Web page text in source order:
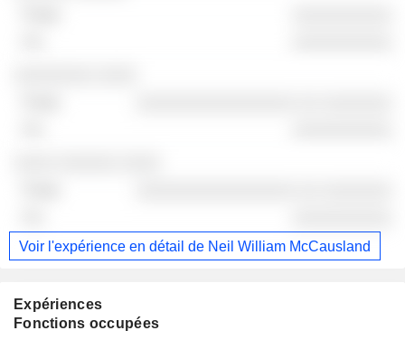
Voir l'expérience en détail de Neil William McCausland
Expériences
Fonctions occupées